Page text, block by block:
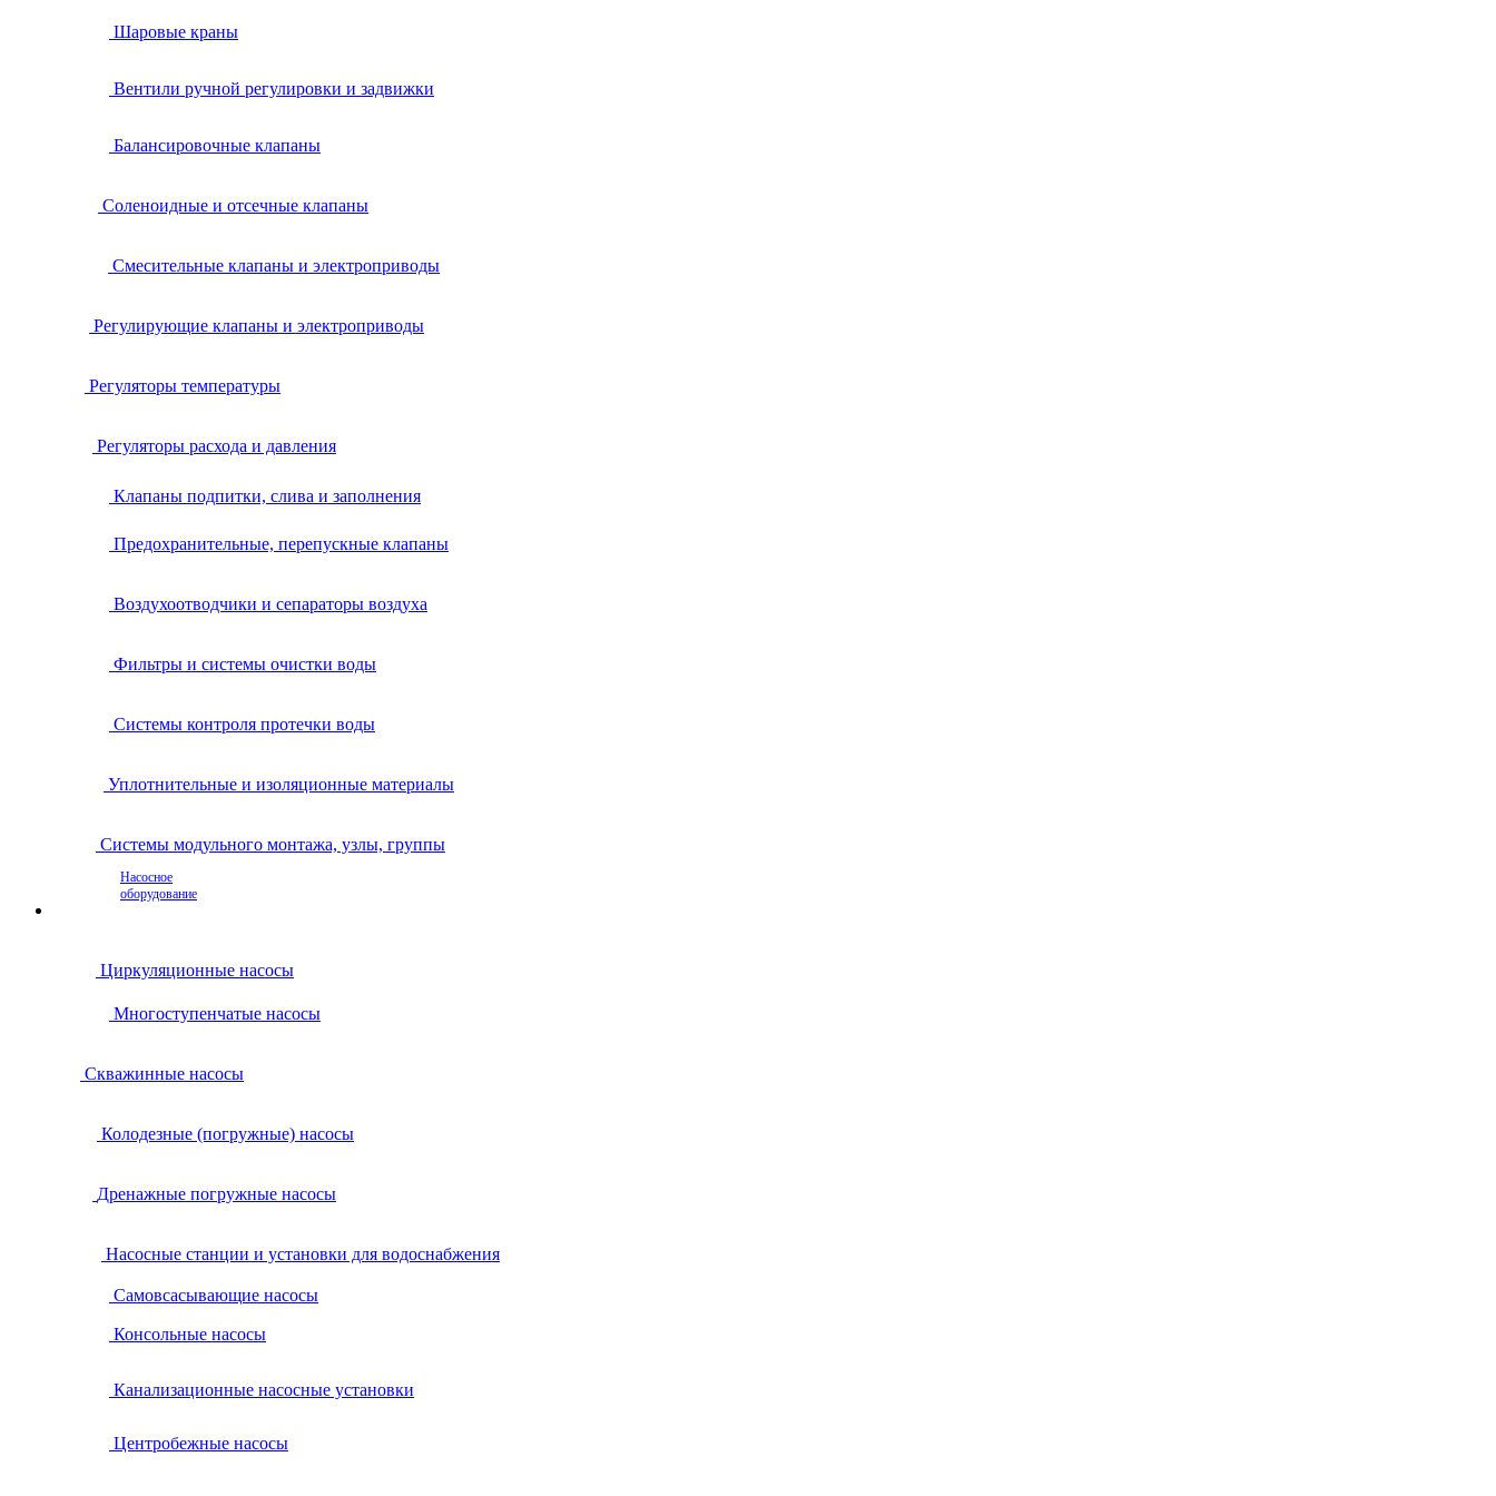
Шаровые краны
Вентили ручной регулировки и задвижки
Балансировочные клапаны
Соленоидные и отсечные клапаны
Смесительные клапаны и электроприводы
Регулирующие клапаны и электроприводы
Регуляторы температуры
Регуляторы расхода и давления
Клапаны подпитки, слива и заполнения
Предохранительные, перепускные клапаны
Воздухоотводчики и сепараторы воздуха
Фильтры и системы очистки воды
Системы контроля протечки воды
Уплотнительные и изоляционные материалы
Системы модульного монтажа, узлы, группы
Насосное
оборудование
Циркуляционные насосы
Многоступенчатые насосы
Скважинные насосы
Колодезные (погружные) насосы
Дренажные погружные насосы
Насосные станции и установки для водоснабжения
Самовсасывающие насосы
Консольные насосы
Канализационные насосные установки
Центробежные насосы